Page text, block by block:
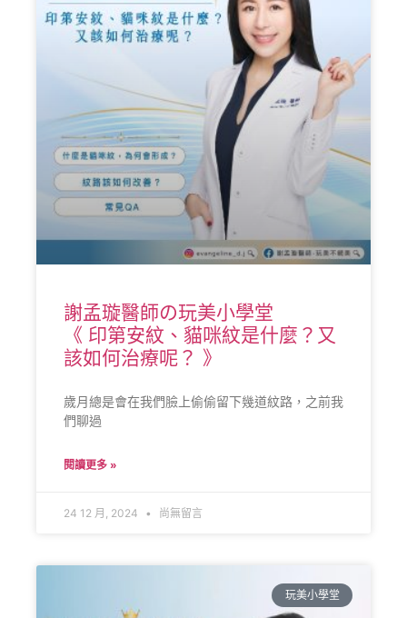
謝孟璇醫師の玩美小學堂
《 印第安紋、貓咪紋是什麼？又
該如何治療呢？ 》
歲月總是會在我們臉上偷偷留下幾道紋路，之前我
們聊過
閱讀更多 »
24 12 月, 2024 尚無留言
玩美小學堂